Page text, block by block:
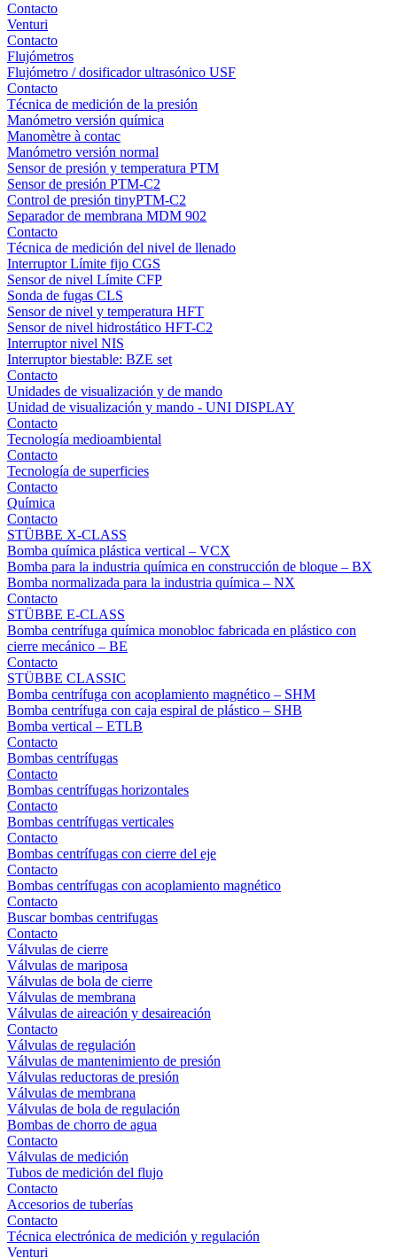
Contacto
Venturi
Contacto
Flujómetros
Flujómetro / dosificador ultrasónico USF
Contacto
Técnica de medición de la presión
Manómetro versión química
Manomètre à contac
Manómetro versión normal
Sensor de presión y temperatura PTM
Sensor de presión PTM-C2
Control de presión tinyPTM-C2
Separador de membrana MDM 902
Contacto
Técnica de medición del nivel de llenado
Interruptor Límite fijo CGS
Sensor de nivel Límite CFP
Sonda de fugas CLS
Sensor de nivel y temperatura HFT
Sensor de nivel hidrostático HFT-C2
Interruptor nivel NIS
Interruptor biestable: BZE set
Contacto
Unidades de visualización y de mando
Unidad de visualización y mando - UNI DISPLAY
Contacto
Tecnología medioambiental
Contacto
Tecnología de superficies
Contacto
Química
Contacto
STÜBBE X-CLASS
Bomba química plástica vertical – VCX
Bomba para la industria química en construcción de bloque – BX
Bomba normalizada para la industria química – NX
Contacto
STÜBBE E-CLASS
Bomba centrífuga química monobloc fabricada en plástico con
cierre mecánico – BE
Contacto
STÜBBE CLASSIC
Bomba centrífuga con acoplamiento magnético – SHM
Bomba centrífuga con caja espiral de plástico – SHB
Bomba vertical – ETLB
Contacto
Bombas centrífugas
Contacto
Bombas centrífugas horizontales
Contacto
Bombas centrífugas verticales
Contacto
Bombas centrífugas con cierre del eje
Contacto
Bombas centrífugas con acoplamiento magnético
Contacto
Buscar bombas centrifugas
Contacto
Válvulas de cierre
Válvulas de mariposa
Válvulas de bola de cierre
Válvulas de membrana
Válvulas de aireación y desaireación
Contacto
Válvulas de regulación
Válvulas de mantenimiento de presión
Válvulas reductoras de presión
Válvulas de membrana
Válvulas de bola de regulación
Bombas de chorro de agua
Contacto
Válvulas de medición
Tubos de medición del flujo
Contacto
Accesorios de tuberías
Contacto
Técnica electrónica de medición y regulación
Venturi